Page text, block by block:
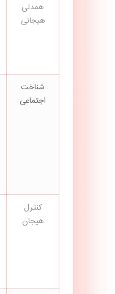
همدلی
هیجانی
شناخت
اجتماعی
کنترل
هیجان